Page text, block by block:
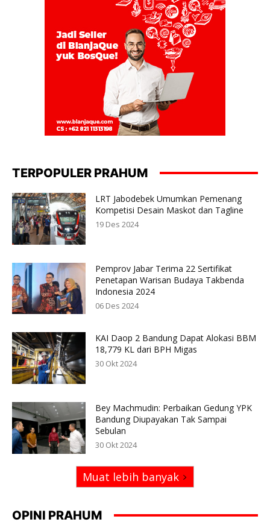
TERPOPULER PRAHUM
LRT Jabodebek Umumkan Pemenang
Kompetisi Desain Maskot dan Tagline
19 Des 2024
Pemprov Jabar Terima 22 Sertifikat
Penetapan Warisan Budaya Takbenda
Indonesia 2024
06 Des 2024
KAI Daop 2 Bandung Dapat Alokasi BBM
18,779 KL dari BPH Migas
30 Okt 2024
Bey Machmudin: Perbaikan Gedung YPK
Bandung Diupayakan Tak Sampai
Sebulan
30 Okt 2024
Muat lebih banyak
OPINI PRAHUM